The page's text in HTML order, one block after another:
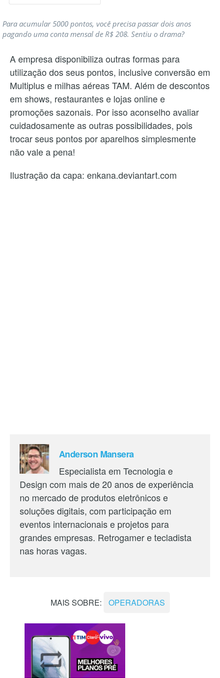
Para acumular 5000 pontos, você precisa passar dois anos
pagando uma conta mensal de R$ 208. Sentiu o drama?
A empresa disponibiliza outras formas para
utilização dos seus pontos, inclusive conversão em
Multiplus e milhas aéreas TAM. Além de descontos
em shows, restaurantes e lojas online e
promoções sazonais. Por isso aconselho avaliar
cuidadosamente as outras possibilidades, pois
trocar seus pontos por aparelhos simplesmente
não vale a pena!
Ilustração da capa: enkana.deviantart.com
Anderson Mansera
Especialista em Tecnologia e
Design com mais de 20 anos de experiência
no mercado de produtos eletrônicos e
soluções digitais, com participação em
eventos internacionais e projetos para
grandes empresas. Retrogamer e tecladista
nas horas vagas.
MAIS SOBRE: OPERADORAS